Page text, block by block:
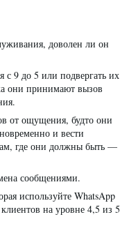
доволен ли он
9 до 5 или подвергать их
они принимают вызов
от ощущения, будто они
и вести
где они должны быть —
сообщениями.
используйте WhatsApp
на уровне 4,5 из 5